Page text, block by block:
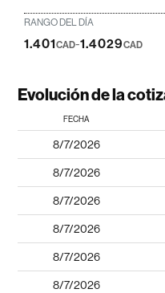
RANGO DEL DÍA
1.401CAD-1.4029CAD
Evolución de la
FECHA
8/7/2026
8/7/2026
8/7/2026
8/7/2026
8/7/2026
8/7/2026